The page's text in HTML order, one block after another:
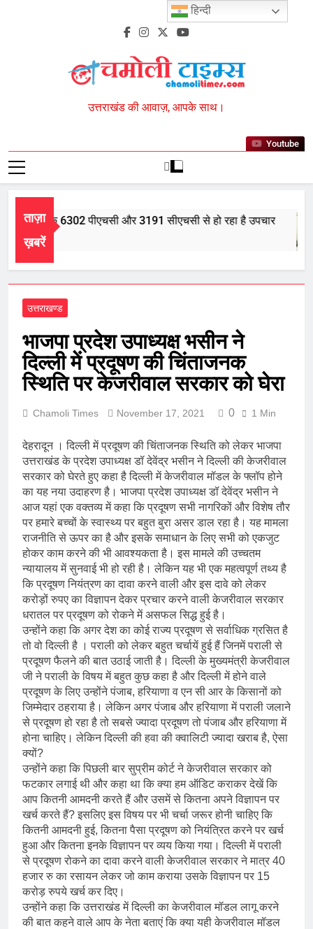
Chamoli Times
उत्तराखंड की आवाज़, आपके साथ।
Youtube
ताज़ा
ख़बरें
आयुर्वेद के 6302 पीएचसी और 3191 सीएचसी से हो रहा है उपचार
2026
उत्तराखण्ड
भाजपा प्रदेश उपाध्यक्ष भसीन ने
दिल्ली में प्रदूषण की चिंताजनक
स्थिति पर केजरीवाल सरकार को घेरा
Chamoli Times November 17, 2021 0 1 Min
देहरादून । दिल्ली में प्रदूषण की चिंताजनक स्थिति को लेकर भाजपा
उत्तराखंड के प्रदेश उपाध्यक्ष डॉ देवेंद्र भसीन ने दिल्ली की केजरीवाल
सरकार को घेरते हुए कहा है दिल्ली में केजरीवाल मॉडल के फ्लॉप होने
का यह नया उदाहरण है। भाजपा प्रदेश उपाध्यक्ष डॉ देवेंद्र भसीन ने
आज यहां एक वक्तव्य में कहा कि प्रदूषण सभी नागरिकों और विशेष तौर
पर हमारे बच्चों के स्वास्थ्य पर बहुत बुरा असर डाल रहा है। यह मामला
राजनीति से ऊपर का है और इसके समाधान के लिए सभी को एकजुट
होकर काम करने की भी आवश्यकता है। इस मामले की उच्चतम
न्यायालय में सुनवाई भी हो रही है। लेकिन यह भी एक महत्वपूर्ण तथ्य है
कि प्रदूषण नियंत्रण का दावा करने वाली और इस दावे को लेकर
करोड़ों रुपए का विज्ञापन देकर प्रचार करने वाली केजरीवाल सरकार
धरातल पर प्रदूषण को रोकने में असफल सिद्ध हुई है।
उन्होंने कहा कि अगर देश का कोई राज्य प्रदूषण से सर्वाधिक ग्रसित है
तो वो दिल्ली है । पराली को लेकर बहुत चर्चायें हुई हैं जिनमें पराली से
प्रदूषण फैलने की बात उठाई जाती है। दिल्ली के मुख्यमंत्री केजरीवाल
जी ने पराली के विषय में बहुत कुछ कहा है और दिल्ली में होने वाले
प्रदूषण के लिए उन्होंने पंजाब, हरियाणा व एन सी आर के किसानों को
जिम्मेदार ठहराया है। लेकिन अगर पंजाब और हरियाणा में पराली जलाने
से प्रदूषण हो रहा है तो सबसे ज्यादा प्रदूषण तो पंजाब और हरियाणा में
होना चाहिए। लेकिन दिल्ली की हवा की क्वालिटी ज्यादा खराब है, ऐसा
क्यों?
उन्होंने कहा कि पिछली बार सुप्रीम कोर्ट ने केजरीवाल सरकार को
फटकार लगाई थी और कहा था कि क्या हम ऑडिट कराकर देखें कि
आप कितनी आमदनी करते हैं और उसमें से कितना अपने विज्ञापन पर
खर्च करते हैं? इसलिए इस विषय पर भी चर्चा जरूर होनी चाहिए कि
कितनी आमदनी हुई, कितना पैसा प्रदूषण को नियंत्रित करने पर खर्च
हुआ और कितना इनके विज्ञापन पर व्यय किया गया। दिल्ली में पराली
से प्रदूषण रोकने का दावा करने वाली केजरीवाल सरकार ने मात्र 40
हजार रु का रसायन लेकर जो काम कराया उसके विज्ञापन पर 15
करोड़ रुपये खर्च कर दिए।
उन्होंने कहा कि उत्तराखंड में दिल्ली का केजरीवाल मॉडल लागू करने
की बात कहने वाले आप के नेता बताएं कि क्या यही केजरीवाल मॉडल
हिन्दी